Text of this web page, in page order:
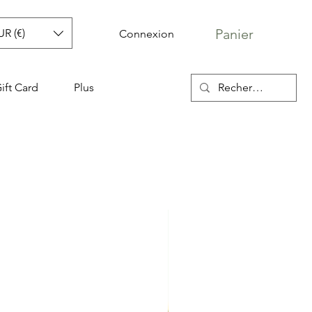
Panier
Connexion
(€)
Card Plus